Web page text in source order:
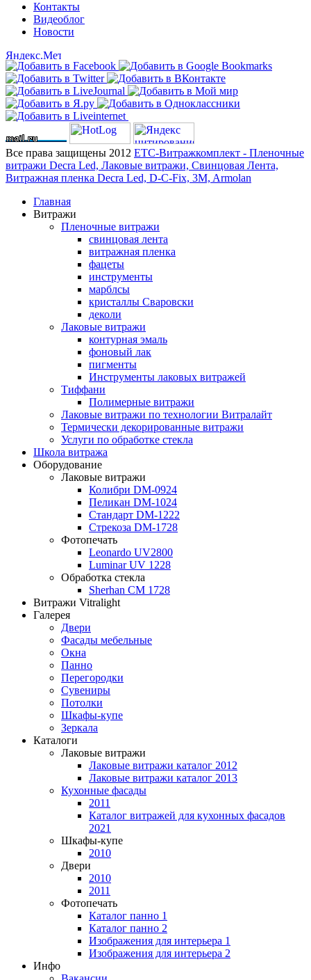
Контакты
Видеоблог
Новости
Все права защищены 2012 ЕТС-Витражкомплект - Пленочные
витражи Decra Led, Лаковые витражи, Свинцовая Лента,
Витражная пленка Decra Led, D-C-Fix, 3M, Armolan
Главная
Витражи
Пленочные витражи
свинцовая лента
витражная пленка
фацеты
инструменты
марблсы
кристаллы Сваровски
деколи
Лаковые витражи
контурная эмаль
фоновый лак
пигменты
Инструменты лаковых витражей
Тиффани
Полимерные витражи
Лаковые витражи по технологии Витралайт
Термически декорированные витражи
Услуги по обработке стекла
Школа витража
Оборудование
Лаковые витражи
Колибри DM-0924
Пеликан DM-1024
Стандарт DM-1222
Стрекоза DM-1728
Фотопечать
Leonardo UV2800
Luminar UV 1228
Обработка стекла
Sherhan CM 1728
Витражи Vitralight
Галерея
Двери
Фасады мебельные
Окна
Панно
Перегородки
Сувениры
Потолки
Шкафы-купе
Зеркала
Каталоги
Лаковые витражи
Лаковые витражи каталог 2012
Лаковые витражи каталог 2013
Кухонные фасады
2011
Каталог витражей для кухонных фасадов
2021
Шкафы-купе
2010
Двери
2010
2011
Фотопечать
Каталог панно 1
Каталог панно 2
Изображения для интерьера 1
Изображения для интерьера 2
Инфо